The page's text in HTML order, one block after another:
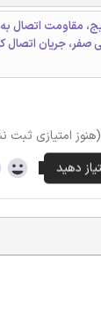
جریان اتصال
(هنوز امتیازی